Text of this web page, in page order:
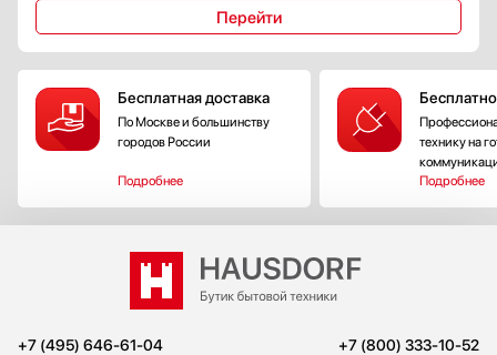
Перейти
Бесплатная доставка
По Москве и большинству
городов России
Подробнее
технику на
Подробнее
+7 (495) 646-61-04 +7 (800) 333-10-52